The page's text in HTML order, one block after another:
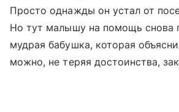
Просто однажды он устал от
Но тут малышу на помощь снова
мудрая бабушка, которая
можно, не теряя достоинства,